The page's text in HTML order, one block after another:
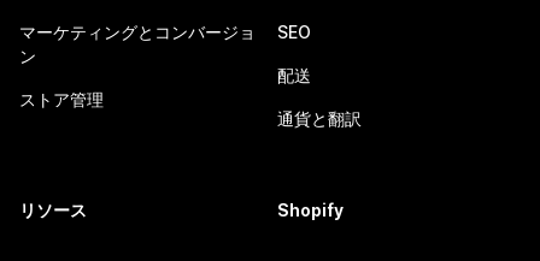
マーケティングとコンバージョ
ン
ストア管理
SEO
配送
通貨と翻訳
リソース Shopify